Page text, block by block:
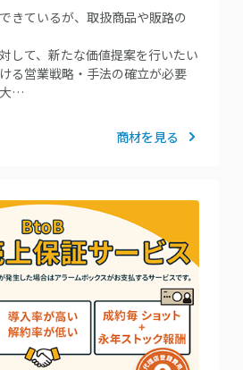
きているが、取扱商品や販路の
して、新たな価値提案を行いたい
る営業戦略・手法の確立が必要
大…
商材を見る